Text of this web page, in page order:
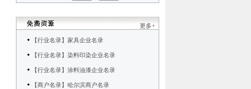
更多+
【行业名录】家具企业名录
【行业名录】染料印染企业名录
【行业名录】涂料油漆企业名录
【商户名录】哈尔滨商户名录